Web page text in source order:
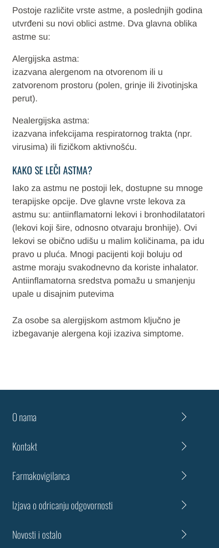
Postoje različite vrste astme, a poslednjih godina
utvrđeni su novi oblici astme. Dva glavna oblika
astme su:
Alergijska astma:
izazvana alergenom na otvorenom ili u
zatvorenom prostoru (polen, grinje ili životinjska
perut).
Nealergijska astma:
izazvana infekcijama respiratornog trakta (npr.
virusima) ili fizičkom aktivnošću.
KAKO SE LEČI ASTMA?
Iako za astmu ne postoji lek, dostupne su mnoge
terapijske opcije. Dve glavne vrste lekova za
astmu su: antiinflamatorni lekovi i bronhodilatatori
(lekovi koji šire, odnosno otvaraju bronhije). Ovi
lekovi se obično udišu u malim količinama, pa idu
pravo u pluća. Mnogi pacijenti koji boluju od
astme moraju svakodnevno da koriste inhalator.
Antiinflamatorna sredstva pomažu u smanjenju
upale u disajnim putevima
Za osobe sa alergijskom astmom ključno je
izbegavanje alergena koji izaziva simptome.
O nama
Kontakt
Farmakovigilanca
Izjava o odricanju odgovornosti
Novosti i ostalo